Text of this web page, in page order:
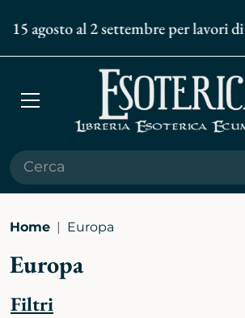
15 agosto al 2 settembre per lavori
Apri
Home Europa
Europa
Filtri